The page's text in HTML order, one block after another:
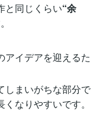
と同じくらい“余
アイデアを迎えるた
しまいがちな部分で
なりやすいです。